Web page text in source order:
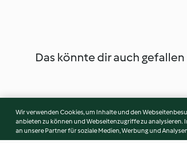
Das könnte dir auch gefallen
Wir verwenden Cookies, um Inhalte und den
anbieten zu können und Webseitenzugriffe zu
an unsere Partner für soziale Medien, Werbung und